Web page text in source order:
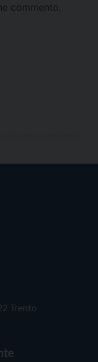
commento.
Trento